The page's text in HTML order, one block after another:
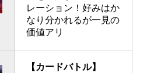
レーション！好みはか
なり分かれるが一見の
価値アリ
【カードバトル】